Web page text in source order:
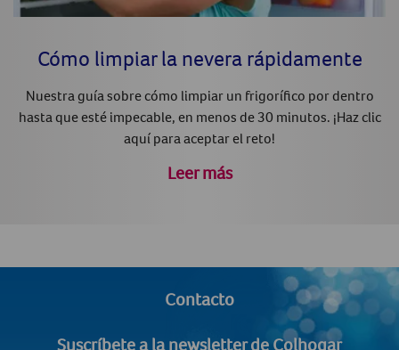
Cómo limpiar la nevera rápidamente
Nuestra guía sobre cómo limpiar un frigorífico por dentro
hasta que esté impecable, en menos de 30 minutos. ¡Haz clic
aquí para aceptar el reto!
Leer más
Contacto
Suscríbete a la newsletter de Colhogar